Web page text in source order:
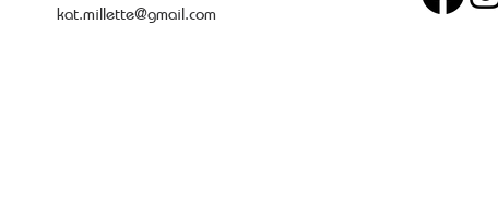
kat.millette@gmail.com